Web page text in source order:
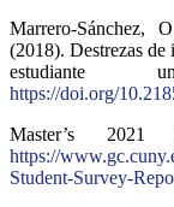
Marrero-Sánchez,
(2018). Destrezas de
estudiante
https://doi.org/
Master’s 2021
https://
Student-Survey-